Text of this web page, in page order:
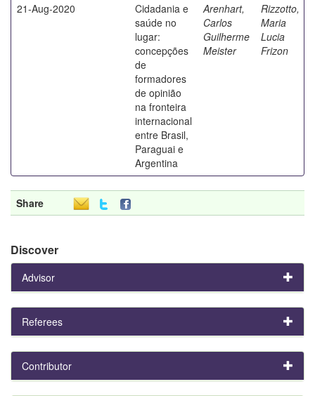
21-Aug-2020
Cidadania e
saúde no
lugar:
concepções
de
formadores
de opinião
na fronteira
internacional
entre Brasil,
Paraguai e
Argentina
Arenhart,
Carlos
Guilherme
Meister
Rizzotto,
Maria
Lucia
Frizon
Share
Discover
Advisor
Referees
Contributor